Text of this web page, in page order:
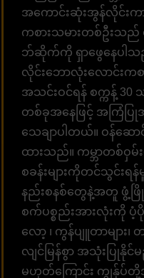
အကောင်းဆုံးအွန်လိုင်းက
ကစားသမားတစ်ဦးသ
ဘ်ဆိုက်ကို ရှာဖွေနေပါ
လိုင်းဘောလုံးလောင်း
အသင်းဝင်ရန် စက္ကန့် 30
တစ်ခုအနေဖြင့် အကြံပ
သေချာပါတယ်။ ဝန်ဆ
ထားသည်။ ကမ္ဘာတစ်ဝှမ်
စခန်းများကိုတင်သွင်းရ
နည်းစနစ်တွေနဲ့အတူ ဖွံ့ဖ
စက်ပစ္စည်းအားလုံးကို ပံ့ပို
လော့ ၊ ကွန်ပျူတာမျာ
လျင်မြန်စွာ အသုံးပြု
မဟုတ်ကြောင်း ကျွန်ုပ်တို့